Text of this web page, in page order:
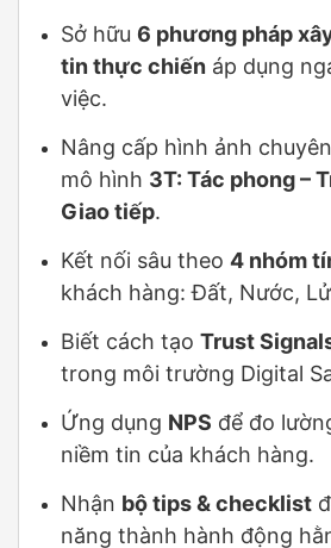
Sở hữu 6 phương pháp
tin thực chiến áp dụng
việc.
Nâng cấp hình ảnh
mô hình 3T: Tác phong –
Giao tiếp.
Kết nối sâu theo 4 nhóm
khách hàng: Đất, Nước,
Biết cách tạo Trust
trong môi trường Digital
Ứng dụng NPS để đo
niềm tin của khách hàng.
Nhận bộ tips & checklist
năng thành hành động